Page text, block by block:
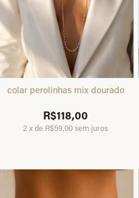
colar perolinhas mix dourado
R$118,00
2 xde R$59,00sem juros